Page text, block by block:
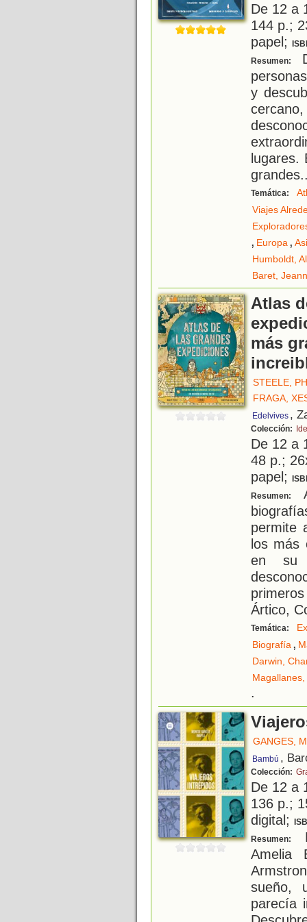
De 12 a
144 p.;
papel;
Resumen:
y
lugares.
grandes
Temática:
Viajes
, Europa,
Humboldt,
Baret,
Atlas
más
STEELE,
FRAGA,
Edelvives ,
Colección:
De 12 a
48 p.;
papel;
Resumen:
permite
los más
en su
Ártico,
Temática:
Biografía,
Darwin,
.
GANGES,
Bambú ,
Colección:
De 12 a
136 p.;
digital;
Resumen:
Amelia
sueño,
parecía